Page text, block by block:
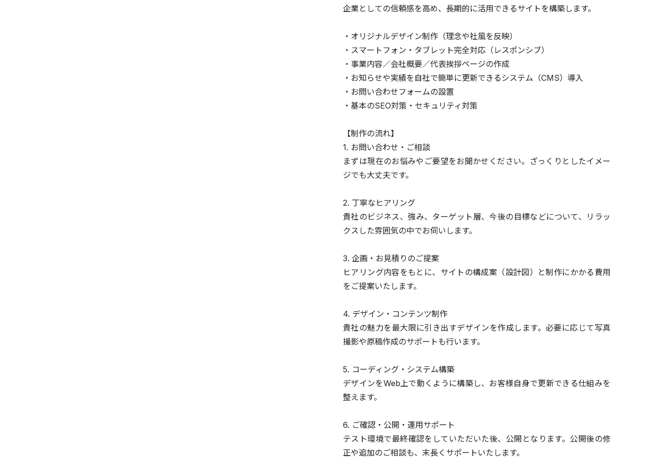
企業としての信頼感を高め、長期的に活用できるサイトを構築します。
・オリジナルデザイン制作（理念や社風を反映）
・スマートフォン・タブレット完全対応（レスポンシブ）
・事業内容／会社概要／代表挨拶ページの作成
・お知らせや実績を自社で簡単に更新できるシステム（CMS）導入
・お問い合わせフォームの設置
・基本のSEO対策・セキュリティ対策
【制作の流れ】
1. お問い合わせ・ご相談
まずは現在のお悩みやご要望をお聞かせください。ざっくりとしたイメー
ジでも大丈夫です。
2. 丁寧なヒアリング
貴社のビジネス、強み、ターゲット層、今後の目標などについて、リラッ
クスした雰囲気の中でお伺いします。
3. 企画・お見積りのご提案
ヒアリング内容をもとに、サイトの構成案（設計図）と制作にかかる費用
をご提案いたします。
4. デザイン・コンテンツ制作
貴社の魅力を最大限に引き出すデザインを作成します。必要に応じて写真
撮影や原稿作成のサポートも行います。
5. コーディング・システム構築
デザインをWeb上で動くように構築し、お客様自身で更新できる仕組みを
整えます。
6. ご確認・公開・運用サポート
テスト環境で最終確認をしていただいた後、公開となります。公開後の修
正や追加のご相談も、末長くサポートいたします。